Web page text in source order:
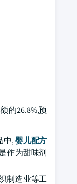
的26.8%,预
中,婴儿配方
作为甜味剂
制造业等工